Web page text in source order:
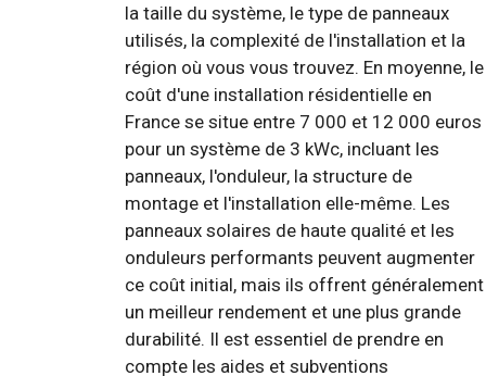
la taille du système, le type de panneaux
utilisés, la complexité de l'installation et la
région où vous vous trouvez. En moyenne, le
coût d'une installation résidentielle en
France se situe entre 7 000 et 12 000 euros
pour un système de 3 kWc, incluant les
panneaux, l'onduleur, la structure de
montage et l'installation elle-même. Les
panneaux solaires de haute qualité et les
onduleurs performants peuvent augmenter
ce coût initial, mais ils offrent généralement
un meilleur rendement et une plus grande
durabilité. Il est essentiel de prendre en
compte les aides et subventions